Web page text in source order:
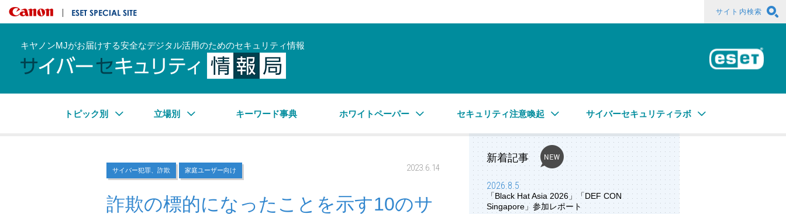
キヤノンマーケティングジャパン株式会社 サイト内検索
キヤノンMJがお届けする安全なデジタル活用のためのセキュリティ情報
トピック別 立場別 キーワード事典 ホワイトペーパー セキュリティ注意喚起 サイバーセキュリティラボ
サイバー犯罪、詐欺 家庭ユーザー向け 2023.6.14
詐欺の標的になったことを示す10のサ
新着記事
2026.8.5
「Black Hat Asia 2026」「DEF CON
Singapore」参加レポート